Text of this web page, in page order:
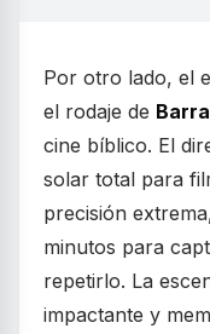
Por otro lado, el
el rodaje de
cine bíblico. El
solar total para
precisión
minutos para
repetirlo. La
impactante y